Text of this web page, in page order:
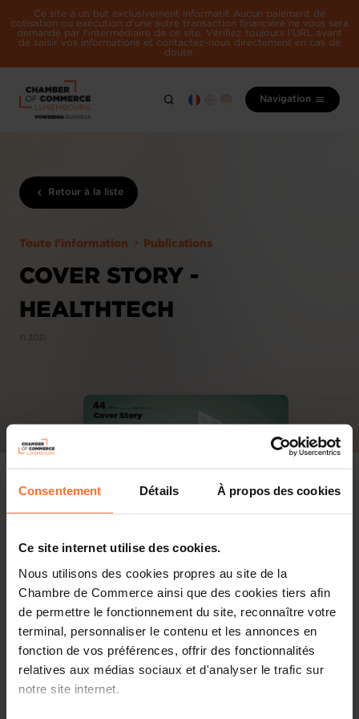
Consentement Détails À propos des cookies
Ce site internet utilise des cookies.
Nous utilisons des cookies propres au site de la
Chambre de Commerce ainsi que des cookies tiers afin
de permettre le fonctionnement du site, reconnaître votre
terminal, personnaliser le contenu et les annonces en
fonction de vos préférences, offrir des fonctionnalités
relatives aux médias sociaux et d'analyser le trafic sur
notre site internet.
Ce site a un but exclusivement informatif. Aucun paiement de
cotisation ou exécution d'une autre transaction financière ne vous sera
demandé par l'intermédiaire de ce site. Vérifiez toujours l'URL avant
de saisir vos informations et contactez-nous directement en cas de
doute.
Navigation
Retour à la liste
Toute l'information Publications
COVER STORY -
HEALTHTECH